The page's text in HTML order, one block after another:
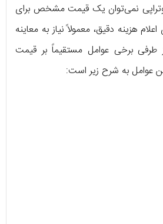
نمی‌توان یک قیمت مشخص برای
اعلام هزینه دقیق، معمولاً نیاز به معاینه
برخی عوامل مستقیماً بر قیمت
عوامل به شرح زیر است: